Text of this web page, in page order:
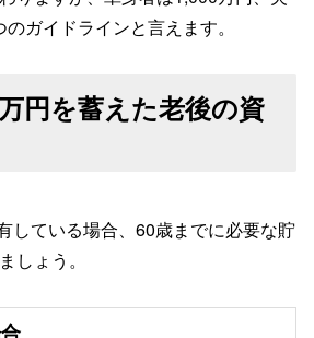
ガイドラインと言えます。
円を蓄えた老後の資
している場合、60歳までに必要な貯
しょう。